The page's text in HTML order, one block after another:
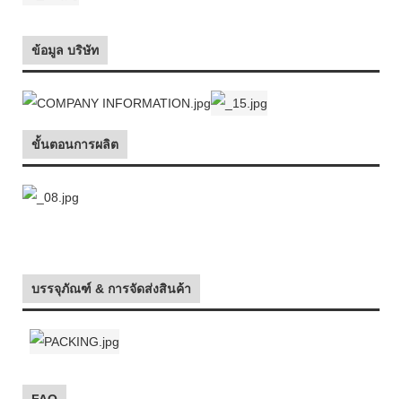
ข้อมูล บริษัท
ขั้นตอนการผลิต
บรรจุภัณฑ์ & การจัดส่งสินค้า